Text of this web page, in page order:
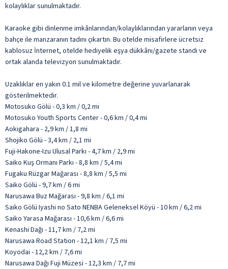
kolaylıklar sunulmaktadır.
Karaoke gibi dinlenme imkânlarından/kolaylıklarından yararlanın veya
bahçe ile manzaranın tadını çıkartın. Bu otelde misafirlere ücretsiz
kablosuz İnternet, otelde hediyelik eşya dükkânı/gazete standı ve
ortak alanda televizyon sunulmaktadır.
Uzaklıklar en yakın 0.1 mil ve kilometre değerine yuvarlanarak
gösterilmektedir.
Motosuko Gölü - 0,3 km / 0,2 mi
Motosuko Youth Sports Center - 0,6 km / 0,4 mi
Aokigahara - 2,9 km / 1,8 mi
Shojiko Gölü - 3,4 km / 2,1 mi
Fuji-Hakone-Izu Ulusal Parkı - 4,7 km / 2,9 mi
Saiko Kuş Ormanı Parkı - 8,8 km / 5,4 mi
Fugaku Rüzgar Mağarası - 8,8 km / 5,5 mi
Saiko Gölü - 9,7 km / 6 mi
Narusawa Buz Mağarası - 9,8 km / 6,1 mi
Saiko Gölü Iyashi no Sato NENBA Geleneksel Köyü - 10 km / 6,2 mi
Saiko Yarasa Mağarası - 10,6 km / 6,6 mi
Kenashi Dağı - 11,7 km / 7,2 mi
Narusawa Road Station - 12,1 km / 7,5 mi
Koyodai - 12,2 km / 7,6 mi
Narusawa Dağı Fuji Müzesi - 12,3 km / 7,7 mi